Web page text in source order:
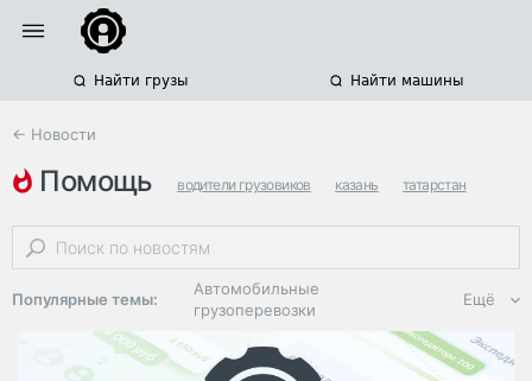
Найти грузы Найти машины
← Новости
помощь водители грузовиков казань татарстан
Популярные темы:
Автомобильные
грузоперевозки
Региональная
логистика
Ещё